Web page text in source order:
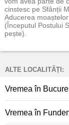
cinstesc pe Sfânții
Aducerea
(Începutul Postului
pește).
ALTE LOCALITĂȚI:
Vremea în
Vremea în